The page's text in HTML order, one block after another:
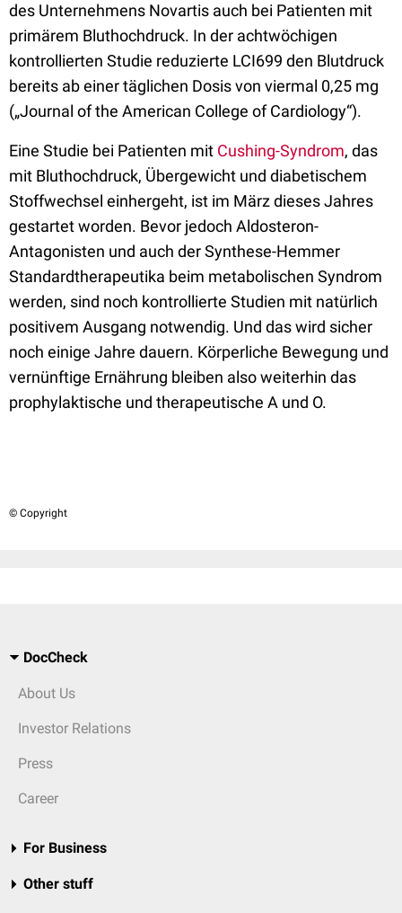
des Unternehmens Novartis auch bei Patienten mit
primärem Bluthochdruck. In der achtwöchigen
kontrollierten Studie reduzierte LCI699 den Blutdruck
bereits ab einer täglichen Dosis von viermal 0,25 mg
(„Journal of the American College of Cardiology“).
Eine Studie bei Patienten mit Cushing-Syndrom, das
mit Bluthochdruck, Übergewicht und diabetischem
Stoffwechsel einhergeht, ist im März dieses Jahres
gestartet worden. Bevor jedoch Aldosteron-
Antagonisten und auch der Synthese-Hemmer
Standardtherapeutika beim metabolischen Syndrom
werden, sind noch kontrollierte Studien mit natürlich
positivem Ausgang notwendig. Und das wird sicher
noch einige Jahre dauern. Körperliche Bewegung und
vernünftige Ernährung bleiben also weiterhin das
prophylaktische und therapeutische A und O.
© Copyright
DocCheck
About Us
Investor Relations
Press
Career
For Business
Other stuff